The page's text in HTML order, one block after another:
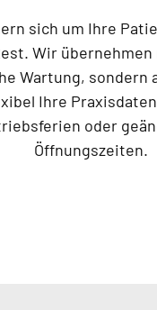
sich um Ihre
Wir
Wartung, sondern
Ihre
oder
Öffnungszeiten.